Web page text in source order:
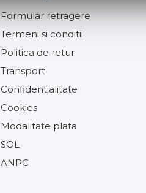
Formular retragere
Termeni si conditii
Politica de retur
Transport
Confidentialitate
Cookies
Modalitate plata
SOL
ANPC